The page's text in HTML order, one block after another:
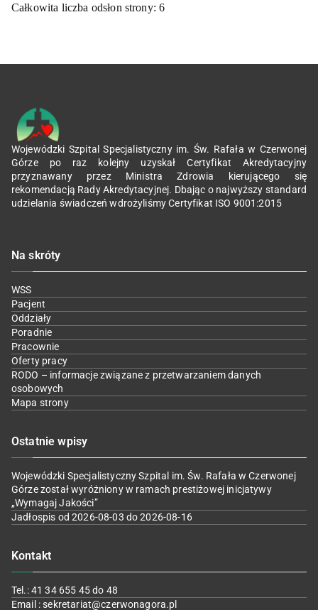
Całkowita liczba odsłon strony:6
Wojewódzki Szpital Specjalistyczny im. Św. Rafała w Czerwonej
Górze po raz kolejny uzyskał Certyfikat Akredytacyjny
przyznawany przez Ministra Zdrowia kierującego się
rekomendacją Rady Akredytacyjnej. Dbając o najwyższy standard
udzielania świadczeń wdrożyliśmy Certyfikat ISO 9001:2015
Na skróty
WSS
Pacjent
Oddziały
Poradnie
Pracownie
Oferty pracy
RODO – informacje związane z przetwarzaniem danych
osobowych
Mapa strony
Ostatnie wpisy
Wojewódzki Specjalistyczny Szpital im. Św. Rafała w Czerwonej
Górze został wyróżniony w ramach prestiżowej inicjatywy
„Wymagaj Jakości”
Jadłospis od 2026-08-03 do 2026-08-16
Kontakt
Tel.: 41 34 655 45 do 48
Email : sekretariat@czerwonagora.pl